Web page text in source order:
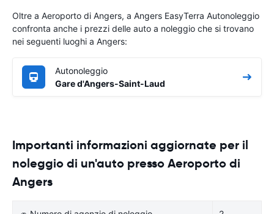
Oltre a Aeroporto di Angers, a Angers EasyTerra Autonoleggio
confronta anche i prezzi delle auto a noleggio che si trovano
nei seguenti luoghi a Angers:
Autonoleggio
Gare d'Angers-Saint-Laud
Importanti informazioni aggiornate per il
noleggio di un'auto presso Aeroporto di
Angers